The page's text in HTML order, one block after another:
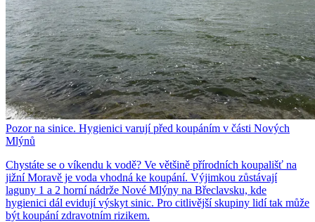
Pozor na sinice. Hygienici varují před koupáním v části Nových
Mlýnů
Chystáte se o víkendu k vodě? Ve většině přírodních koupališť na
jižní Moravě je voda vhodná ke koupání. Výjimkou zůstávají
laguny 1 a 2 horní nádrže Nové Mlýny na Břeclavsku, kde
hygienici dál evidují výskyt sinic. Pro citlivější skupiny lidí tak může
být koupání zdravotním rizikem.